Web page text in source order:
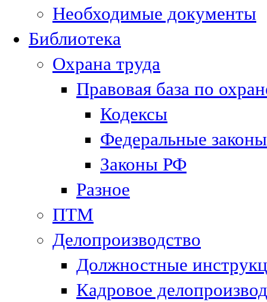
Необходимые документы
Библиотека
Охрана труда
Правовая база по
Кодексы
Федеральные законы
Законы РФ
Разное
ПТМ
Делопроизводство
Должностные
Кадровое